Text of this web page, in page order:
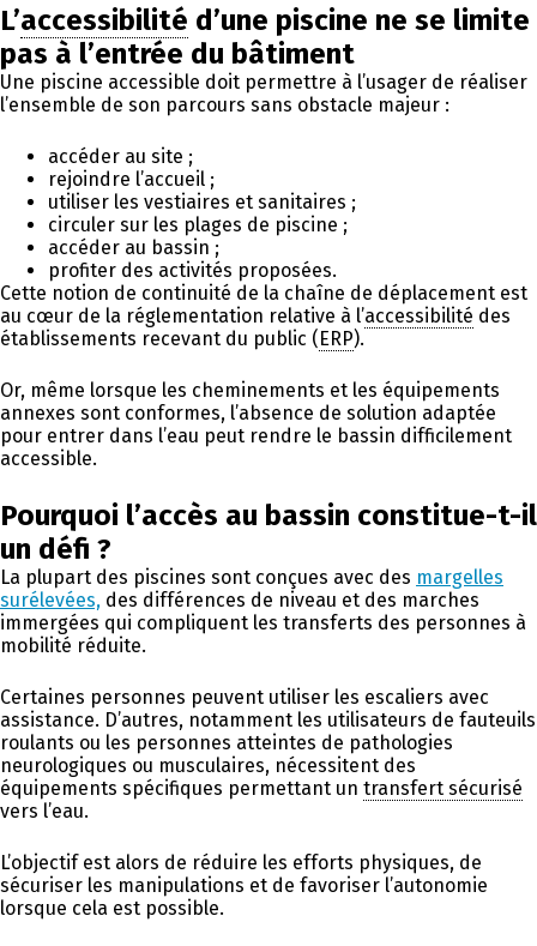
L’accessibilité d’une piscine ne se limite
pas à l’entrée du bâtiment
Une piscine accessible doit permettre à l’usager de réaliser
l’ensemble de son parcours sans obstacle majeur :
accéder au site ;
rejoindre l’accueil ;
utiliser les vestiaires et sanitaires ;
circuler sur les plages de piscine ;
accéder au bassin ;
profiter des activités proposées.
Cette notion de continuité de la chaîne de déplacement est
au cœur de la réglementation relative à l’accessibilité des
établissements recevant du public (ERP).
Or, même lorsque les cheminements et les équipements
annexes sont conformes, l’absence de solution adaptée
pour entrer dans l’eau peut rendre le bassin difficilement
accessible.
Pourquoi l’accès au bassin constitue-t-il
un défi ?
La plupart des piscines sont conçues avec des margelles
surélevées, des différences de niveau et des marches
immergées qui compliquent les transferts des personnes à
mobilité réduite.
Certaines personnes peuvent utiliser les escaliers avec
assistance. D’autres, notamment les utilisateurs de fauteuils
roulants ou les personnes atteintes de pathologies
neurologiques ou musculaires, nécessitent des
équipements spécifiques permettant un transfert sécurisé
vers l’eau.
L’objectif est alors de réduire les efforts physiques, de
sécuriser les manipulations et de favoriser l’autonomie
lorsque cela est possible.